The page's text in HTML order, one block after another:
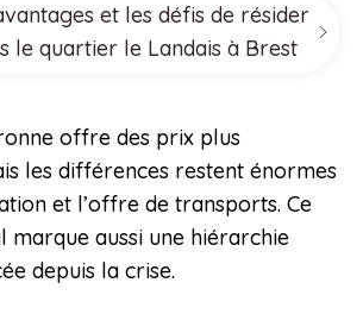
et les défis de résider
le quartier le Landais à Brest
offre des prix plus
les différences restent énormes
et l’offre de transports. Ce
aussi une hiérarchie
depuis la crise.